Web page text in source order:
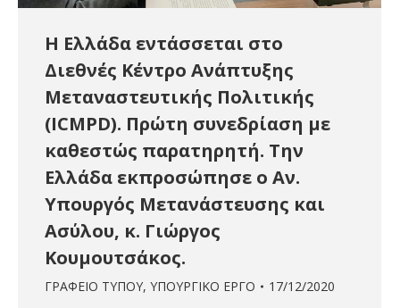
Η Ελλάδα εντάσσεται στο
Διεθνές Κέντρο Ανάπτυξης
Μεταναστευτικής Πολιτικής
(ICMPD). Πρώτη συνεδρίαση με
καθεστώς παρατηρητή. Την
Ελλάδα εκπροσώπησε ο Αν.
Υπουργός Μετανάστευσης και
Ασύλου, κ. Γιώργος
Κουμουτσάκος.
ΓΡΑΦΕΙΟ ΤΥΠΟΥ, ΥΠΟΥΡΓΙΚΟ ΕΡΓΟ 17/12/2020